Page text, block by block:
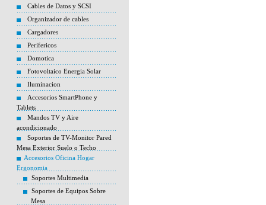
Cables de Datos y SCSI
Organizador de cables
Cargadores
Perifericos
Domotica
Fotovoltaico Energia Solar
Iluminacion
Accesorios SmartPhone y
Tablets
Mandos TV y Aire
acondicionado
Soportes de TV-Monitor Pared
Mesa Exterior Suelo o Techo
Accesorios Oficina Hogar
Ergonomia
Soportes Multimedia
Soportes de Equipos Sobre
Mesa